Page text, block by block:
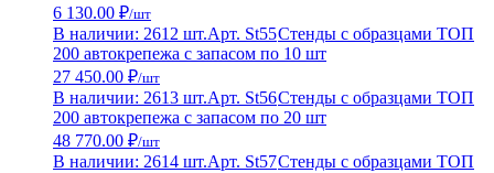
6 130.00 ₽/шт
В наличии: 2612 шт.Арт. St55Стенды с образцами ТОП
200 автокрепежа с запасом по 10 шт
27 450.00 ₽/шт
В наличии: 2613 шт.Арт. St56Стенды с образцами ТОП
200 автокрепежа с запасом по 20 шт
48 770.00 ₽/шт
В наличии: 2614 шт.Арт. St57Стенды с образцами ТОП